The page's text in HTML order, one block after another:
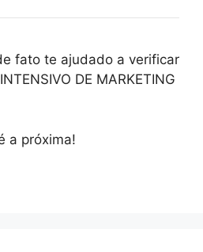
fato te ajudado a verificar
DE MARKETING
a próxima!